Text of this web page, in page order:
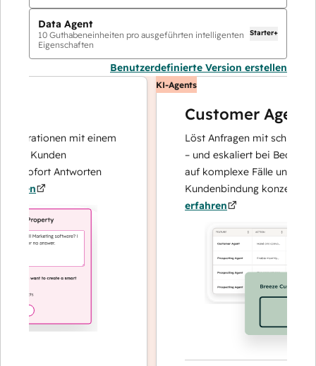
Data Agent
10 Guthabeneinheiten pro ausgeführten intelligenten
Eigenschaften
Starter+
Benutzerdefinierte Version erstellen
mit einem
Kunden
Antworten
KI-Agents
Customer Agent
Löst Anfragen mit schnellen,
– und eskaliert bei Bedarf,
auf komplexe Fälle und den
Kundenbindung konzentrieren
erfahren